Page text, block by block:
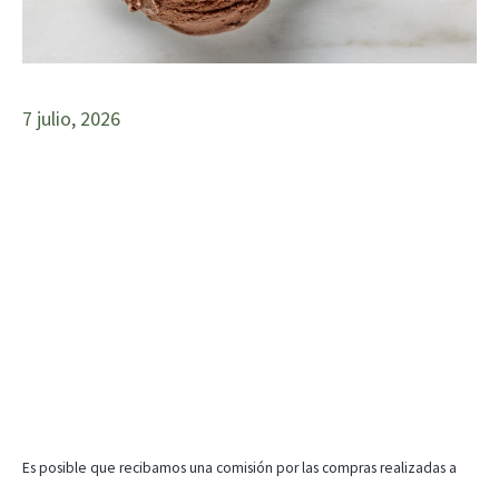
7 julio, 2026
Es posible que recibamos una comisión por las compras realizadas a